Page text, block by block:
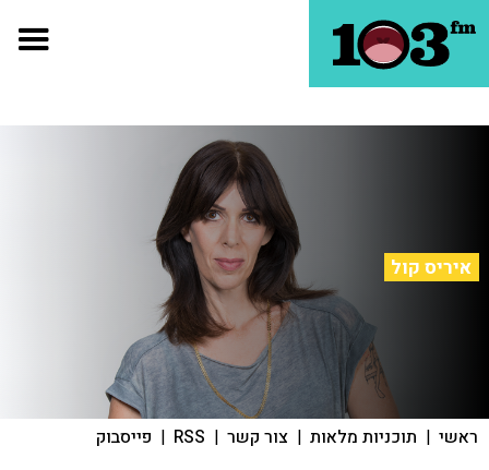
איריס קול
ראשי | תוכניות מלאות | צור קשר |
RSS
| פייסבוק